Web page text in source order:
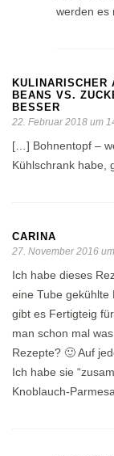
werden es
KULINARISCHER
BEANS VS.
BESSER
22. Februar 2018 um
[…] Bohnentopf –
Kühlschrank habe,
CARINA
27. November 2016
Ich habe dieses
eine Tube gekühlte
gibt es Fertigteig
man schon mal
Rezepte? 🙂 Auf
Ich habe sie
Knoblauch-